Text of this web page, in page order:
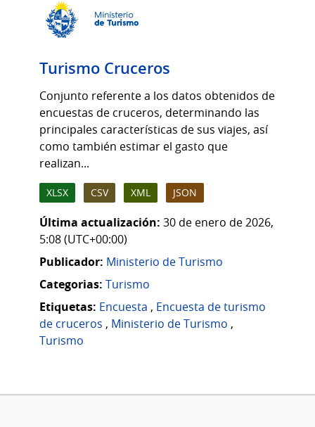
Turismo Cruceros
Conjunto referente a los datos obtenidos de
encuestas de cruceros, determinando las
principales características de sus viajes, así
como también estimar el gasto que
realizan...
XLSX CSV XML JSON
Última actualización: 30 de enero de 2026,
5:08 (UTC+00:00)
Publicador: Ministerio de Turismo
Categorias: Turismo
Etiquetas: Encuesta , Encuesta de turismo
de cruceros , Ministerio de Turismo ,
Turismo